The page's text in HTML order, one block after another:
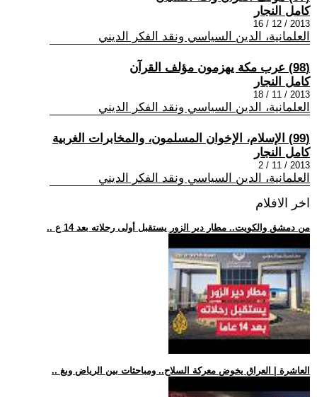
كامل النجار
2013 / 12 / 16
العلمانية، الدين السياسي ونقد الفكر الديني
(98) عرب مكة يهزمون مؤلف القرآن
كامل النجار
2013 / 11 / 18
العلمانية، الدين السياسي ونقد الفكر الديني
(99) الإسلام، الإخوان المسلمون، والمخابرات الغربية
كامل النجار
2013 / 11 / 2
العلمانية، الدين السياسي ونقد الفكر الديني
اخر الافلام
.. من دمشق والكويت.. مطار دير الزور يستقبل أولى رحلاته بعد 14 ع
.. العاشرة | العراق يخوض معركة السلاح.. ومباحثات بين الرياض وبغ